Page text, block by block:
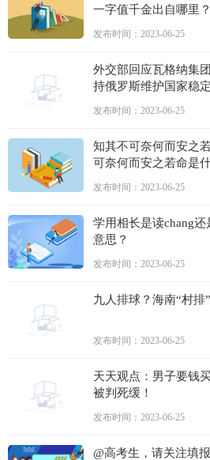
一字值千金出自哪里？
发布时间：2023-06-25
外交部回应瓦格纳集
持俄罗斯维护国家稳定
发布时间：2023-06-25
知其不可奈何而安之
可奈何而安之若命是
发布时间：2023-06-25
学用相长是读chang
意思？
发布时间：2023-06-25
九人排球？海南“村排
发布时间：2023-06-25
天天观点：男子要钱
被判死缓！
发布时间：2023-06-25
@高考生，请关注填